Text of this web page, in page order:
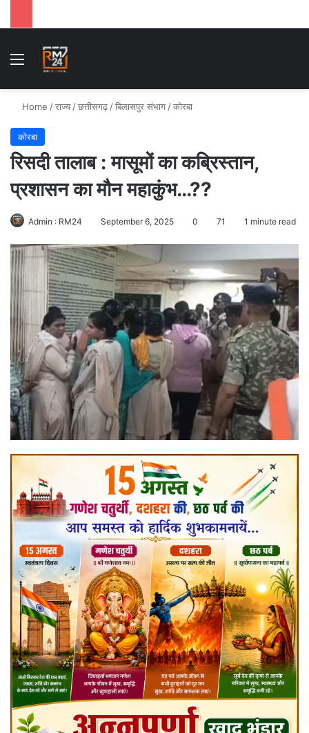
Menu
Home /राज्य /छत्तीसगढ़ /बिलासपुर संभाग /कोरबा
कोरबा
रिसदी तालाब : मासूमों का कब्रिस्तान,
प्रशासन का मौन महाकुंभ…??
Admin : RM24 September 6, 2025 0 71 1 minute read